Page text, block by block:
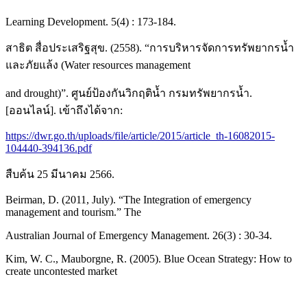
Learning Development. 5(4) : 173-184.
สาธิต สื่อประเสริฐสุข. (2558). “การบริหารจัดการทรัพยากรน้ำ
และภัยแล้ง (Water resources management
and drought)”. ศูนย์ป้องกันวิกฤติน้ำ กรมทรัพยากรน้ำ.
[ออนไลน์]. เข้าถึงได้จาก:
https://dwr.go.th/uploads/file/article/2015/article_th-16082015-
104440-394136.pdf
สืบค้น 25 มีนาคม 2566.
Beirman, D. (2011, July). “The Integration of emergency
management and tourism.” The
Australian Journal of Emergency Management. 26(3) : 30-34.
Kim, W. C., Mauborgne, R. (2005). Blue Ocean Strategy: How to
create uncontested market